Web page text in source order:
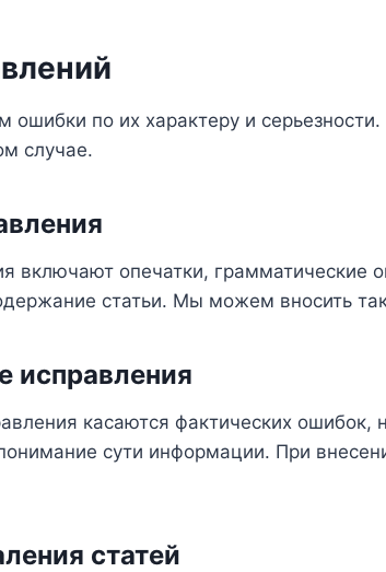
ошибки по их характеру и
случае.
включают опечатки, грамматические
статьи. Мы можем вносить
исправления
касаются фактических
сути информации. При
статей